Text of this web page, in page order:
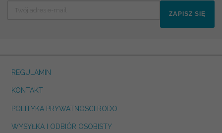
ZAPISZ SIĘ
REGULAMIN
KONTAKT
POLITYKA PRYWATNOSCI RODO
WYSYŁKA I ODBIÓR OSOBISTY